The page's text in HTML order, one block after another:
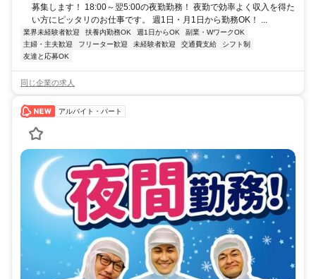
募集します！ 18:00～翌5:00の夜勤勤務！ 夜勤で効率よく収入を得た
い方にピッタリのお仕事です。 週1日・月1日から勤務OK！ ...
業界未経験者歓迎 扶養内勤務OK 週1日からOK
副業・WワークOK
主婦・主夫歓迎
フリーター歓迎 未経験者歓迎 交通費支給
シフト制
友達と応募OK
同じ企業の求人
アルバイト・パート